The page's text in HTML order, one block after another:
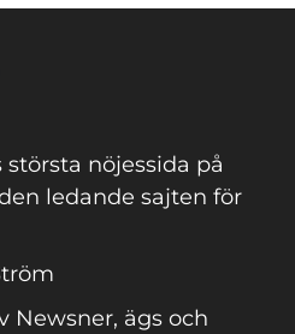
största nöjessida på
ledande sajten för
Newsner, ägs och